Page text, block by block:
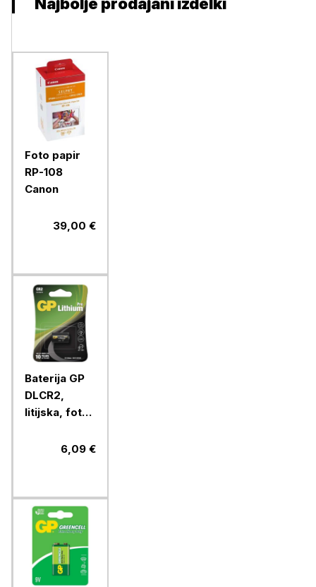
Foto papir
RP-108
Canon
39,00 €
Baterija GP
DLCR2,
litijska, foto
6,09 €